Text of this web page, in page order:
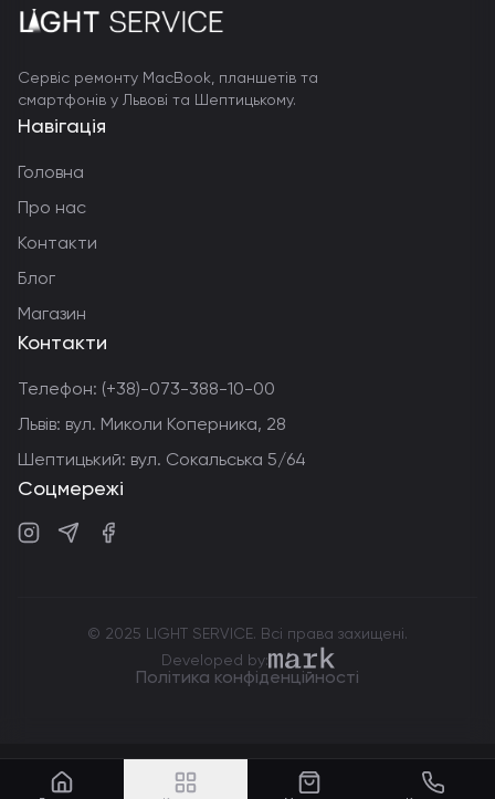
Сервіс ремонту MacBook, планшетів та
смартфонів у Львові та Шептицькому.
Навігація
Головна
Про нас
Контакти
Блог
Магазин
Контакти
Телефон: (+38)-073-388-10-00
Львів: вул. Миколи Коперника, 28
Шептицький: вул. Сокальська 5/64
Соцмережі
© 2025 LIGHT SERVICE. Всі права захищені.
Developed by:markdev.agency
Політика конфіденційності